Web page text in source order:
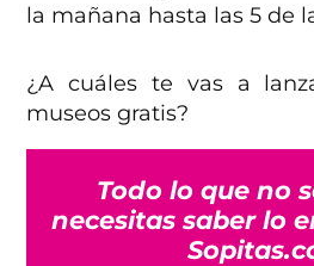
la mañana hasta las 5 de
¿A cuáles te vas a
museos gratis?
Todo lo que no
necesitas saber lo